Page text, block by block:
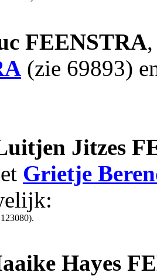
FEENSTRA
(zie 69893)
Jitzes
Grietje
Hayes